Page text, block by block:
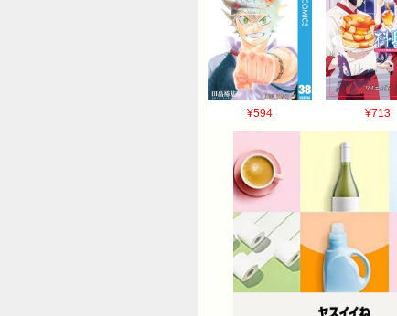
¥594 ¥713